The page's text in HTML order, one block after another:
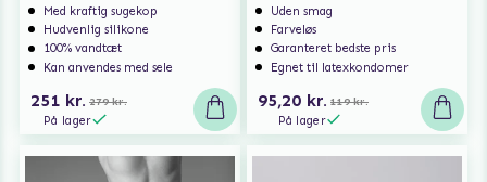
Med kraftig sugekop
Hudvenlig silikone
100% vandtæt
Kan anvendes med sele
251 kr. 279 kr.
På lager
Uden smag
Farveløs
Garanteret bedste pris
Egnet til latexkondomer
95,20 kr. 119 kr.
På lager